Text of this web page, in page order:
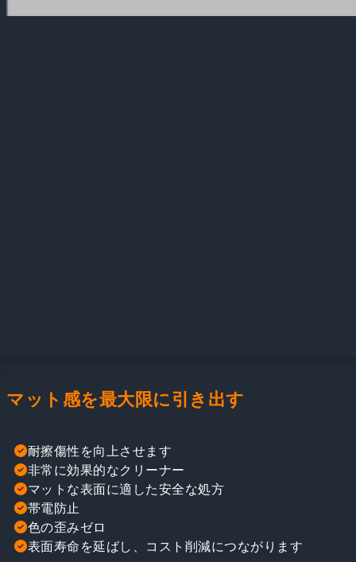
マット感を最大限に引き出す
耐擦傷性を向上させます
非常に効果的なクリーナー
マットな表面に適した安全な処方
帯電防止
色の歪みゼロ
表面寿命を延ばし、コスト削減につながります